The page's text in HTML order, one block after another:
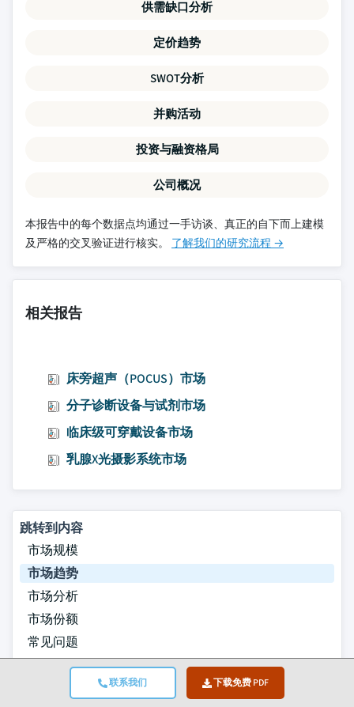
联系我们 下载免费 PDF
供需缺口分析
定价趋势
SWOT分析
并购活动
投资与融资格局
公司概况
本报告中的每个数据点均通过一手访谈、真正的自下而上建模
及严格的交叉验证进行核实。 了解我们的研究流程 →
相关报告
床旁超声（POCUS）市场
分子诊断设备与试剂市场
临床级可穿戴设备市场
乳腺X光摄影系统市场
跳转到内容
市场规模
市场趋势
市场分析
市场份额
常见问题
研究方法